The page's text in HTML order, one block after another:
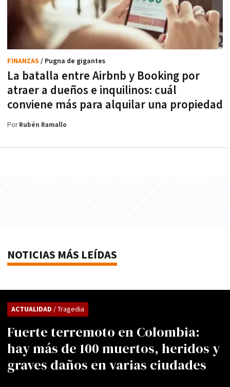
La batalla entre Airbnb y Booking por
atraer a dueños e inquilinos: cuál
conviene más para alquilar una propiedad
FINANZAS / Pugna de gigantes
PorRubén Ramallo
NOTICIAS MÁS LEÍDAS
Fuerte terremoto en Colombia:
hay más de 100 muertos, heridos y
graves daños en varias ciudades
ACTUALIDAD / Tragedia